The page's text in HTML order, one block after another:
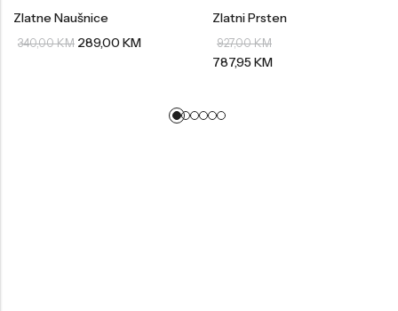
Zlatne Naušnice
340,00KM 289,00 KM
Zlatni Prsten
927,00KM
787,95KM